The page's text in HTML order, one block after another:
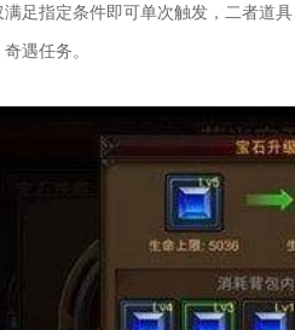
足指定条件即可单次触发，二者道
遇任务。